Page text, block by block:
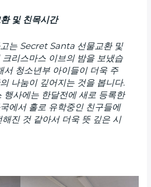
및 친목시간
는 Secret Santa 선물교환 및
리스마스 이브의 밤을 보냈습
서 청소년부 아이들이 더욱 주
나눔이 깊어지는 것을 봅니다.
행사에는 한달전에 새로 등록한
에서 홀로 유학중인 친구들에
진 것 같아서 더욱 뜻 깊은 시